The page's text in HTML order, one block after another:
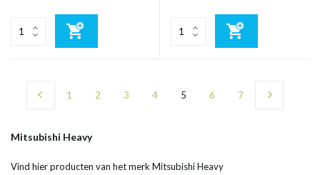
1 2 3 4 5 6 7
Mitsubishi Heavy
Vind hier producten van het merk Mitsubishi Heavy